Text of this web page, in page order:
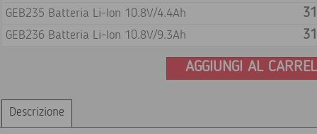
GEB235 Batteria Li-Ion 10.8V/4.4Ah
GEB236 Batteria Li-Ion 10.8V/9.3Ah
AGGIUNGI AL
Descrizione